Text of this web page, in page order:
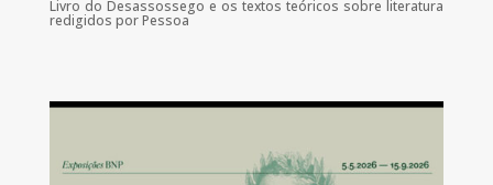
Livro do Desassossego e os textos teóricos sobre literatura
redigidos por Pessoa